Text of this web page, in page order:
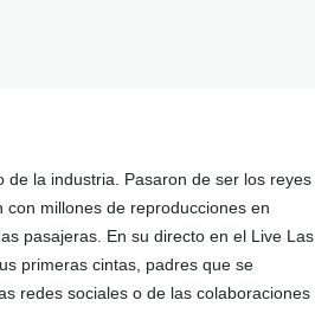
la industria. Pasaron de ser los reyes
millones de reproducciones en
pasajeras. En su directo en el Live Las
primeras cintas, padres que se
redes sociales o de las colaboraciones